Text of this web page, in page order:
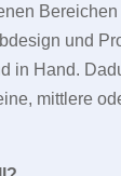
und
in Hand.
mittlere